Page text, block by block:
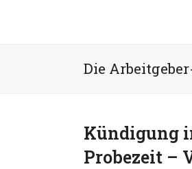
Die
Kündigung
Probezeit –